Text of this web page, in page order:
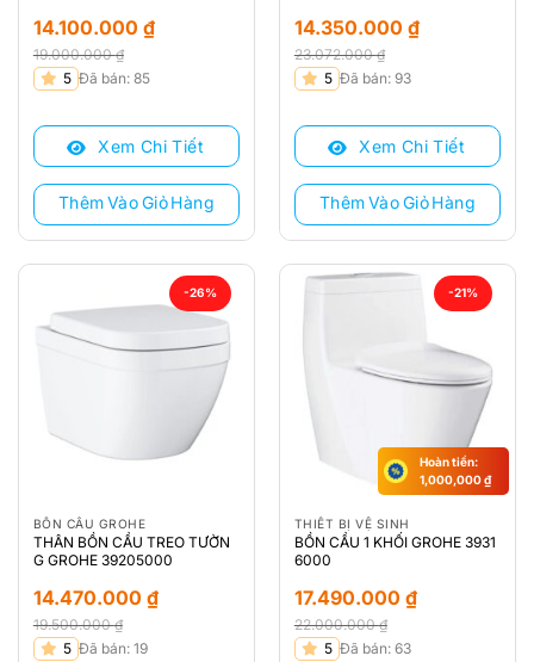
19.000.000₫
Giá
là:
19.000.000 ₫.
14.100.000 ₫
Giá
tại
14.100.000 ₫.
5 Đã bán: 85
Xem Chi Tiết
Thêm Vào Giỏ Hàng
23.072.000₫
Giá
là:
23.072.000 ₫.
14.350.000 ₫
Giá
tại
14.350.000 ₫.
5 Đã bán: 93
Xem Chi Tiết
Thêm Vào Giỏ Hàng
-26%
BỒN CẦU GROHE
THÂN BỒN CẦU TREO TƯỜN
G GROHE 39205000
19.500.000₫
Giá
14.470.000 ₫
Giá 5 Đã bán: 19
-21%
Hoàn tiền:
1,000,000₫
THIẾT BỊ VỆ SINH
BỒN CẦU 1 KHỐI GROHE 3931
6000
22.000.000₫
Giá
17.490.000 ₫
Giá 5 Đã bán: 63